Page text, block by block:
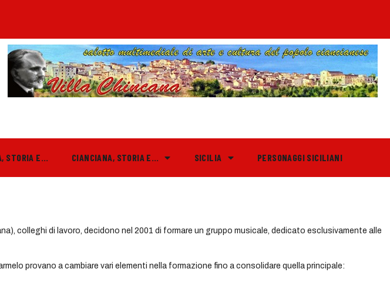
STORIA E… CIANCIANA, STORIA E… SICILIA PERSONAGGI SICILIANI
colleghi di lavoro, decidono nel 2001 di formare un gruppo musicale, dedicato esclusivamente alle
provano a cambiare vari elementi nella formazione fino a consolidare quella principale: